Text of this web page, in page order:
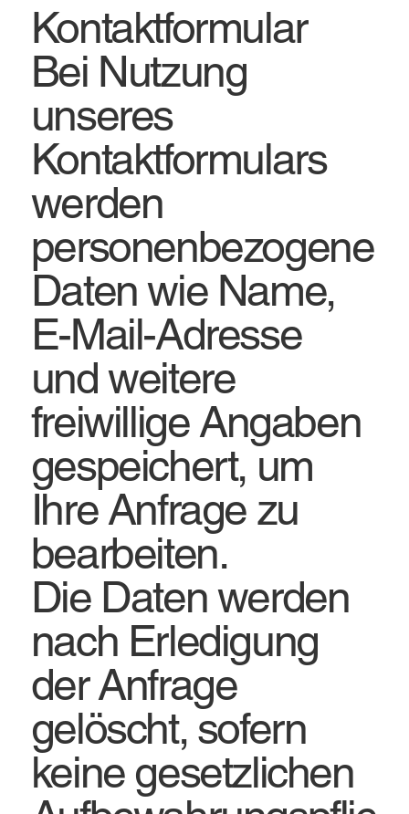
Kontaktformular
Bei Nutzung
unseres
Kontaktformulars
werden
personenbezogene
Daten wie Name,
E-Mail-Adresse
und weitere
freiwillige Angaben
gespeichert, um
Ihre Anfrage zu
bearbeiten.
Die Daten werden
nach Erledigung
der Anfrage
gelöscht, sofern
keine gesetzlichen